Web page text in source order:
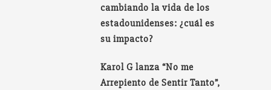
cambiando la vida de los
estadounidenses: ¿cuál es
su impacto?
Karol G lanza “No me
Arrepiento de Sentir Tanto”,